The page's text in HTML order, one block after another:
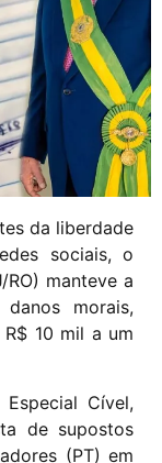
da liberdade
sociais, o
manteve a
morais,
10 mil a um
Cível,
de supostos
(PT) em